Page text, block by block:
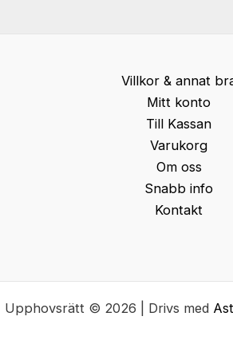
Villkor & annat
Mitt konto
Till Kassan
Varukorg
Om oss
Snabb info
Kontakt
Upphovsrätt © 2026 | Drivs med